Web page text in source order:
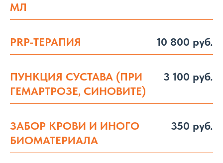
МЛ
PRP-ТЕРАПИЯ 10 800 руб.
ПУНКЦИЯ СУСТАВА (ПРИ
ГЕМАРТРОЗЕ, СИНОВИТЕ)
3 100 руб.
ЗАБОР КРОВИ И ИНОГО
БИОМАТЕРИАЛА
350 руб.